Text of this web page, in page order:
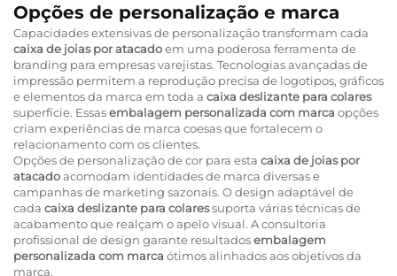
Opções de personalização e marca
Capacidades extensivas de personalização transformam cada
caixa de joias por atacadoem uma poderosa ferramenta de
branding para empresas varejistas. Tecnologias avançadas de
impressão permitem a reprodução precisa de logotipos, gráficos
e elementos da marca em toda a caixa deslizante para colares
superfície. Essasembalagem personalizada com marca opções
criam experiências de marca coesas que fortalecem o
relacionamento com os clientes.
Opções de personalização de cor para esta caixa de joias por
atacadoacomodam identidades de marca diversas e
campanhas de marketing sazonais. O design adaptável de
cada caixa deslizante para colaressuporta várias técnicas de
acabamento que realçam o apelo visual. A consultoria
profissional de design garante resultadosembalagem
personalizada com marca ótimos alinhados aos objetivos da
marca.